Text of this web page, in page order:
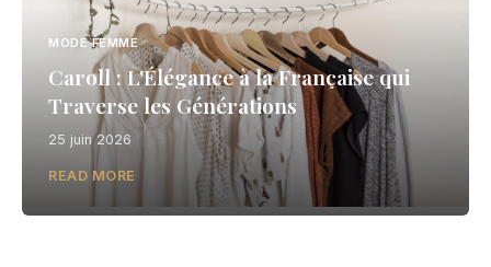
MODE FEMME
Caroll : L'Élégance à la Française qui
Traverse les Générations
25 juin 2026
READ MORE